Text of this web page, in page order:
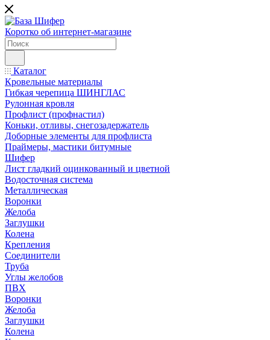
Коротко об интернет-магазине
Каталог
Кровельные материалы
Гибкая черепица ШИНГЛАС
Рулонная кровля
Профлист (профнастил)
Коньки, отливы, снегозадержатель
Доборные элементы для профлиста
Праймеры, мастики битумные
Шифер
Лист гладкий оцинкованный и цветной
Водосточная система
Металлическая
Воронки
Желоба
Заглушки
Колена
Крепления
Соединители
Труба
Углы желобов
ПВХ
Воронки
Желоба
Заглушки
Колена